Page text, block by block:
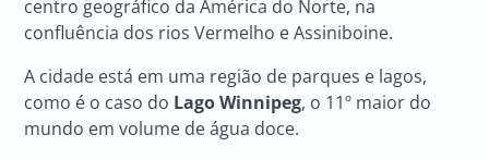
centro geográfico da América do Norte, na
confluência dos rios Vermelho e Assiniboine.
A cidade está em uma região de parques e lagos,
como é o caso do Lago Winnipeg, o 11º maior do
mundo em volume de água doce.